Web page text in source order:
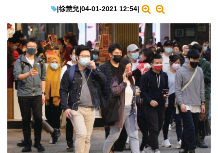
EduTech
IT Times
生成式AI與雲端應用
Enterprise Digital Transformation
特集
|徐慧兒|04-01-2021 12:54|